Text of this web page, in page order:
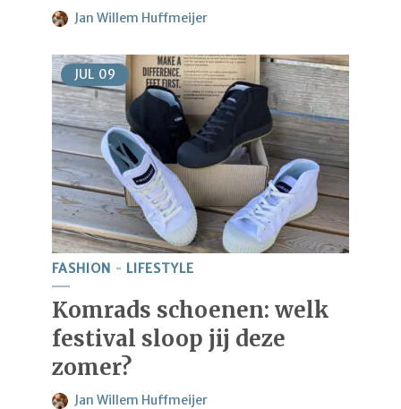
Jan Willem Huffmeijer
JUL 09
FASHION LIFESTYLE
Komrads schoenen: welk
festival sloop jij deze
zomer?
Jan Willem Huffmeijer